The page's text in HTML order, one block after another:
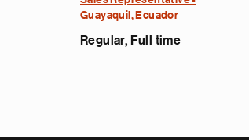
Guayaquil, Ecuador
Regular, Full time